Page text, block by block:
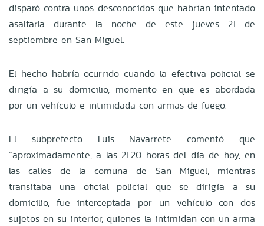
disparó contra unos desconocidos que habrían intentado
asaltarla durante la noche de este jueves 21 de
septiembre en San Miguel.
El hecho habría ocurrido cuando la efectiva policial se
dirigía a su domicilio, momento en que es abordada
por un vehículo e intimidada con armas de fuego.
El subprefecto Luis Navarrete comentó que
“aproximadamente, a las 21:20 horas del día de hoy, en
las calles de la comuna de San Miguel, mientras
transitaba una oficial policial que se dirigía a su
domicilio, fue interceptada por un vehículo con dos
sujetos en su interior, quienes la intimidan con un arma